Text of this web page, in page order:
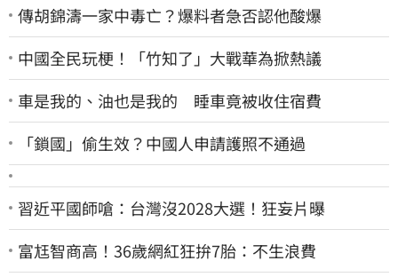
傳胡錦濤一家中毒亡？爆料者急否認他酸爆
中國全民玩梗！「竹知了」大戰華為掀熱議
車是我的、油也是我的 睡車竟被收住宿費
「鎖國」偷生效？中國人申請護照不通過
習近平國師嗆：台灣沒2028大選！狂妄片曝
富尪智商高！36歲網紅狂拚7胎：不生浪費